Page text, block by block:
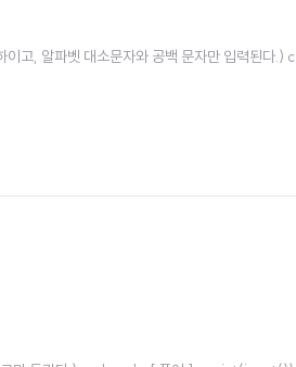
, 알파벳 대소문자와 공백 문자만 입력된다.) c